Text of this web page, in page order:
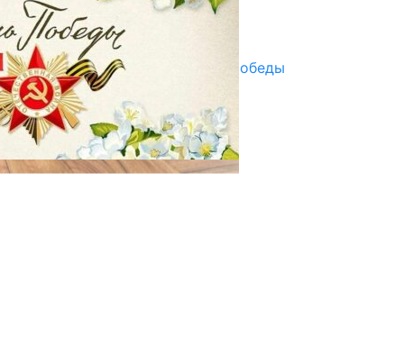
Улуу Жеңиштин жандуу сөзү
29.04.2025
Награды в преддверии Дня Победы
29.04.2025